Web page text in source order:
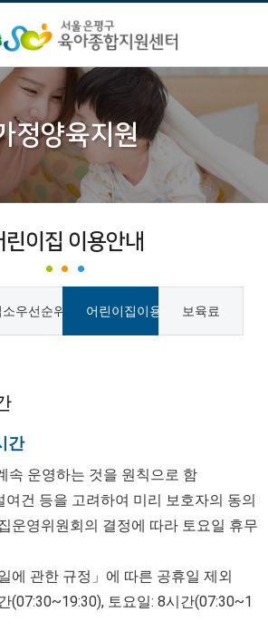
정양육지원
린이집 이용안내
소우선순위 어린이집이용시간보육료
간
속 운영하는 것을 원칙으로 함
여건 등을 고려하여 미리 보호자의 동의
운영위원회의 결정에 따라 토요일 휴무
에 관한 규정」에 따른 공휴일 제외
(07:30~19:30), 토요일: 8시간(07:30~1